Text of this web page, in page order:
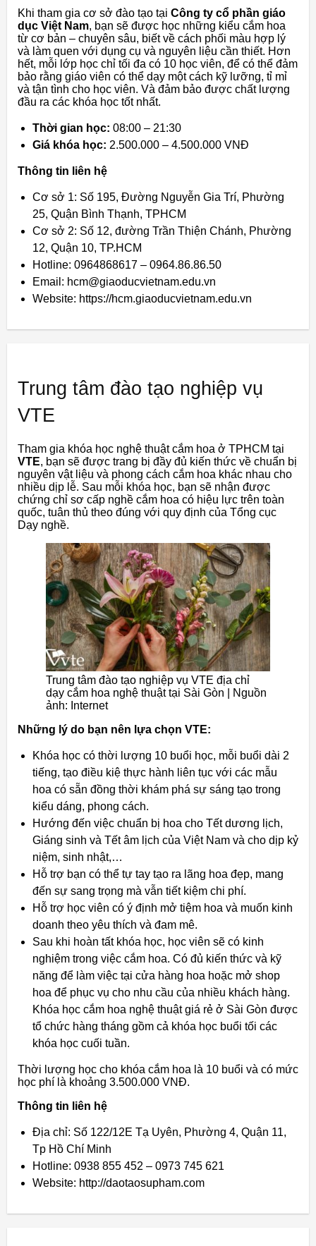
Khi tham gia cơ sở đào tạo tại Công ty cổ phần giáo
dục Việt Nam, bạn sẽ được học những kiểu cắm hoa
từ cơ bản – chuyên sâu, biết về cách phối màu hợp lý
và làm quen với dụng cụ và nguyên liệu cần thiết. Hơn
hết, mỗi lớp học chỉ tối đa có 10 học viên, để có thể đảm
bảo rằng giáo viên có thể dạy một cách kỹ lưỡng, tỉ mỉ
và tận tình cho học viên. Và đảm bảo được chất lượng
đầu ra các khóa học tốt nhất.
Thời gian học: 08:00 – 21:30
Giá khóa học: 2.500.000 – 4.500.000 VNĐ
Thông tin liên hệ
Cơ sở 1: Số 195, Đường Nguyễn Gia Trí, Phường
25, Quận Bình Thạnh, TPHCM
Cơ sở 2: Số 12, đường Trần Thiện Chánh, Phường
12, Quận 10, TP.HCM
Hotline: 0964868617 – 0964.86.86.50
Email: hcm@giaoducvietnam.edu.vn
Website: https://hcm.giaoducvietnam.edu.vn
Trung tâm đào tạo nghiệp vụ
VTE
Tham gia khóa học nghệ thuật cắm hoa ở TPHCM tại
VTE, bạn sẽ được trang bị đầy đủ kiến thức về chuẩn bị
nguyên vật liệu và phong cách cắm hoa khác nhau cho
nhiều dịp lễ. Sau mỗi khóa học, bạn sẽ nhận được
chứng chỉ sơ cấp nghề cắm hoa có hiệu lực trên toàn
quốc, tuân thủ theo đúng với quy định của Tổng cục
Dạy nghề.
Trung tâm đào tạo nghiệp vụ VTE địa chỉ
dạy cắm hoa nghệ thuật tại Sài Gòn | Nguồn
ảnh: Internet
Những lý do bạn nên lựa chọn VTE:
Khóa học có thời lượng 10 buổi học, mỗi buổi dài 2
tiếng, tạo điều kiệ thực hành liên tục với các mẫu
hoa có sẵn đồng thời khám phá sự sáng tạo trong
kiểu dáng, phong cách.
Hướng đến việc chuẩn bị hoa cho Tết dương lịch,
Giáng sinh và Tết âm lịch của Việt Nam và cho dịp kỷ
niệm, sinh nhật,…
Hỗ trợ bạn có thể tự tay tạo ra lãng hoa đẹp, mang
đến sự sang trọng mà vẫn tiết kiệm chi phí.
Hỗ trợ học viên có ý định mở tiệm hoa và muốn kinh
doanh theo yêu thích và đam mê.
Sau khi hoàn tất khóa học, học viên sẽ có kinh
nghiệm trong việc cắm hoa. Có đủ kiến thức và kỹ
năng để làm việc tại cửa hàng hoa hoặc mở shop
hoa để phục vụ cho nhu cầu của nhiều khách hàng.
Khóa học cắm hoa nghệ thuật giá rẻ ở Sài Gòn được
tổ chức hàng tháng gồm cả khóa học buổi tối các
khóa học cuối tuần.
Thời lượng học cho khóa cắm hoa là 10 buổi và có mức
học phí là khoảng 3.500.000 VNĐ.
Thông tin liên hệ
Địa chỉ: Số 122/12E Tạ Uyên, Phường 4, Quận 11,
Tp Hồ Chí Minh
Hotline: 0938 855 452 – 0973 745 621
Website: http://daotaosupham.com